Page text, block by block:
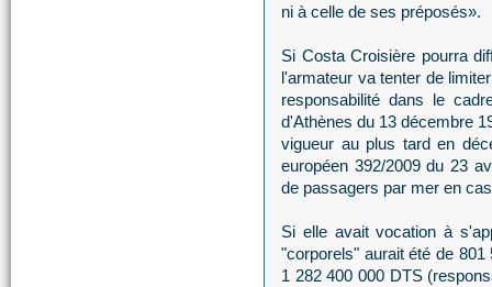
ni à celle de ses préposés».
Si Costa Croisière pourra
l'armateur va tenter de
responsabilité dans le
d'Athènes du 13 décembre
vigueur au plus tard en
européen 392/2009 du 23
de passagers par mer en
Si elle avait vocation à
"corporels" aurait été de
1 282 400 000 DTS